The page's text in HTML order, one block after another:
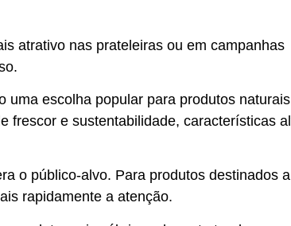
atrativo nas prateleiras ou em campanhas
uma escolha popular para produtos
frescor e sustentabilidade, características
o público-alvo. Para produtos destinados
rapidamente a atenção.